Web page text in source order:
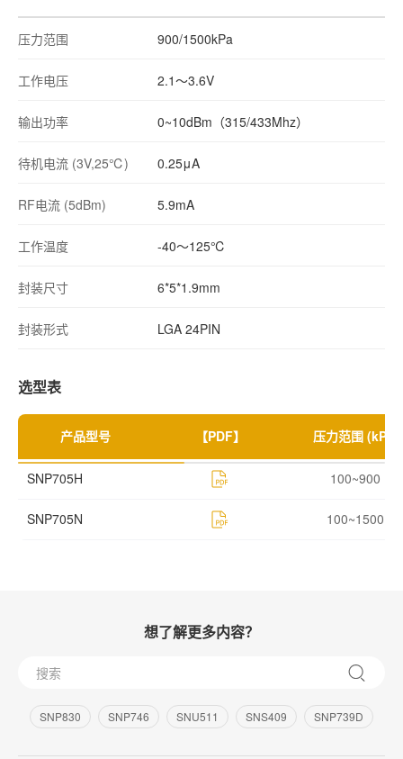
压力范围 900/1500kPa
工作电压 2.1～3.6V
输出功率 0~10dBm（315/433Mhz）
待机电流 (3V,25℃) 0.25μA
RF电流 (5dBm) 5.9mA
工作温度 -40～125℃
封装尺寸 6*5*1.9mm
封装形式 LGA 24PIN
选型表
产品型号 【PDF】 压力范围 (kPa)
SNP705H 100~900
SNP705N 100~1500
想了解更多内容？
SNP830 SNP746 SNU511 SNS409 SNP739D